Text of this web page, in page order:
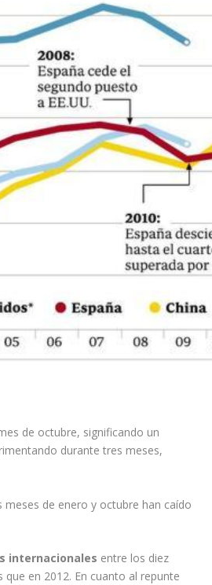
de octubre, significando un
durante tres meses,
de enero y octubre han caído
internacionales entre los diez
en 2012. En cuanto al repunte